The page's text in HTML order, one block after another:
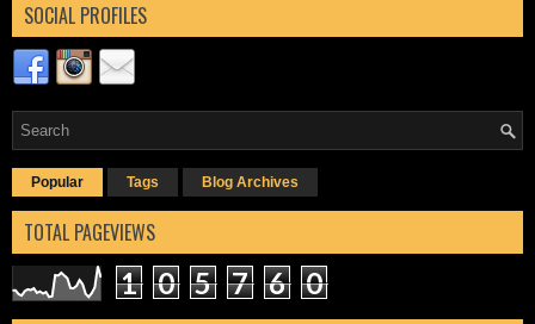
SOCIAL PROFILES
Popular Tags Blog Archives
TOTAL PAGEVIEWS
1 0 5 7 6 0